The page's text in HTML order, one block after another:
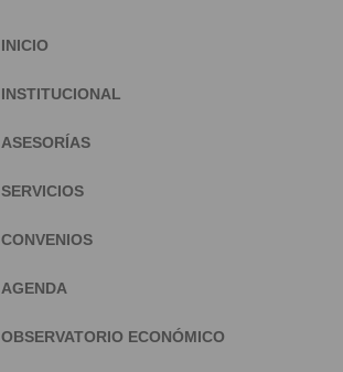
INICIO
INSTITUCIONAL
ASESORÍAS
SERVICIOS
CONVENIOS
AGENDA
OBSERVATORIO ECONÓMICO